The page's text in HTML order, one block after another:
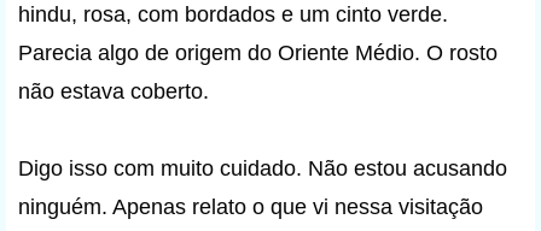
hindu, rosa, com bordados e um cinto verde.
Parecia algo de origem do Oriente Médio. O rosto
não estava coberto.
Digo isso com muito cuidado. Não estou acusando
ninguém. Apenas relato o que vi nessa visitação